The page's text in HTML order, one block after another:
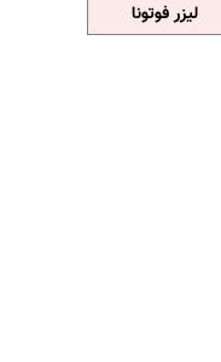
لیزر فوتونا